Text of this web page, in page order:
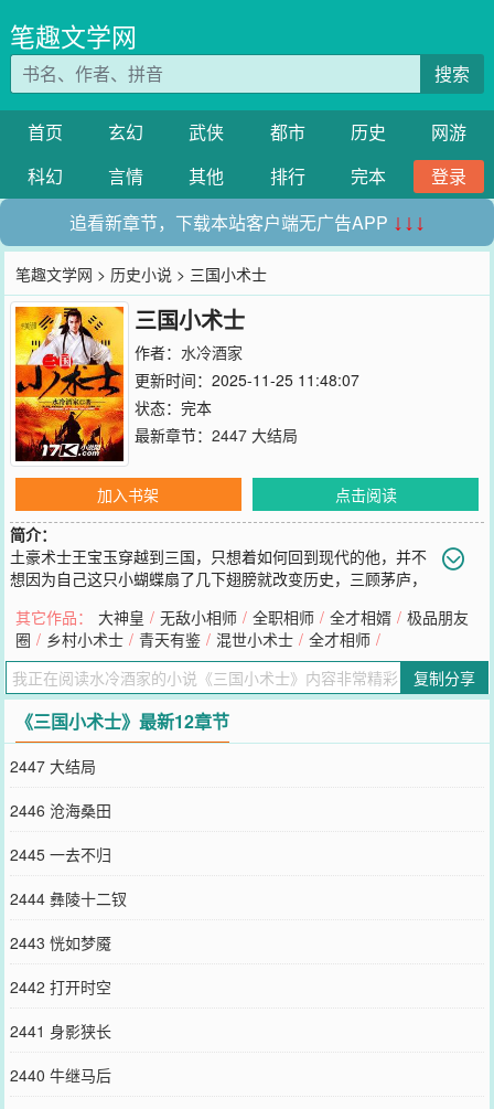
笔趣文学网
搜索
首页 玄幻 武侠 都市 历史
网游
科幻
言情 其他 排行 完本
登录
追看新章节，下载本站客户端无广告APP ↓↓↓
笔趣文学网 > 历史小说 > 三国小术士
三国小术士
作者： 水冷酒家
更新时间：2025-11-25 11:48:07
状态：完本
最新章节： 2447 大结局
加入书架
点击阅读
简介：
土豪术士王宝玉穿越到三国，只想着如何回到现代的他，并不
想因为自己这只小蝴蝶扇了几下翅膀就改变历史，三顾茅庐，
心要遵循历史的发展，于是，三国乱了，史学家哭了……小术士正版
书友群：61566921，期待大家的加入！新书《大神皇》发布，传递
门：&lt;ahref=&quot;http://17k.com/book/17113
您要是觉得《三国小术士》还不错的话请不要忘记向您QQ群和微博微
信里的朋友推荐哦！
其它作品： 大神皇 / 无敌小相师 / 全职相师 / 全才相婿 / 极品朋友
圈 / 乡村小术士 / 青天有鉴 / 混世小术士 / 全才相师 /
复制分享
《三国小术士》最新12章节
2447 大结局
2446 沧海桑田
2445 一去不归
2444 彝陵十二钗
2443 恍如梦魇
2442 打开时空
2441 身影狭长
2440 牛继马后